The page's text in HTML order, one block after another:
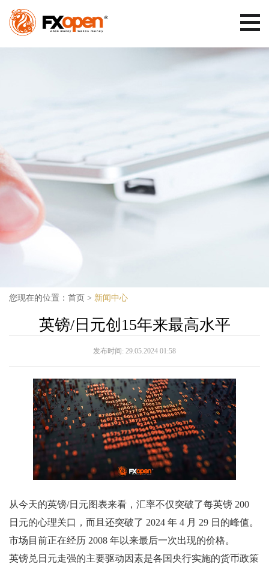
您现在的位置： 首页 > 新闻中心
英镑/日元创15年来最高水平
发布时间: 29.05.2024 01:58
从今天的英镑/日元图表来看，汇率不仅突破了每英镑 200
日元的心理关口，而且还突破了 2024 年 4 月 29 日的峰值。
市场目前正在经历 2008 年以来最后一次出现的价格。
英镑兑日元走强的主要驱动因素是各国央行实施的货币政策